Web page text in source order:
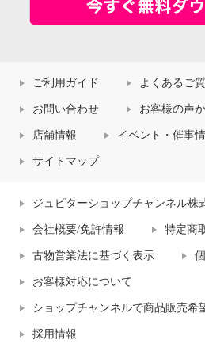
ご利用ガイド よくあるご
お問い合わせ お客様の声
店舗情報 イベント・催事
サイトマップ
ジュピターショップチャンネル株
会社概要/免許情報 特定商
古物営業法に基づく表示
お客様対応について
ショップチャンネルで商品販売希
採用情報